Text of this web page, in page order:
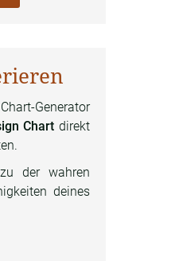
Generator
Chart direkt
der wahren
deines